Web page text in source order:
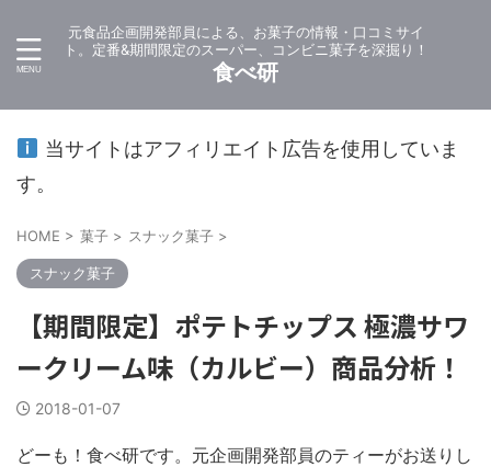
元食品企画開発部員による、お菓子の情報・口コミサイ
ト。定番&期間限定のスーパー、コンビニ菓子を深掘り！
食べ研
当サイトはアフィリエイト広告を使用していま
す。
HOME > 菓子 > スナック菓子 >
スナック菓子
【期間限定】ポテトチップス 極濃サワ
ークリーム味（カルビー）商品分析！
2018-01-07
どーも！食べ研です。元企画開発部員のティーがお送りし